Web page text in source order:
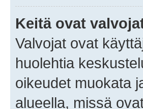
Keitä ovat
Valvojat ovat
huolehtia
oikeudet muokata
alueella, missä